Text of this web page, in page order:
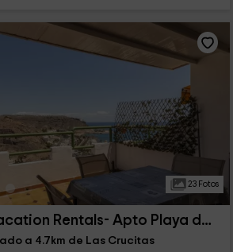
23 Fotos
Lightbooking Vacation Rentals- Apto Playa del Cura
a 4.7km de Las Crucitas